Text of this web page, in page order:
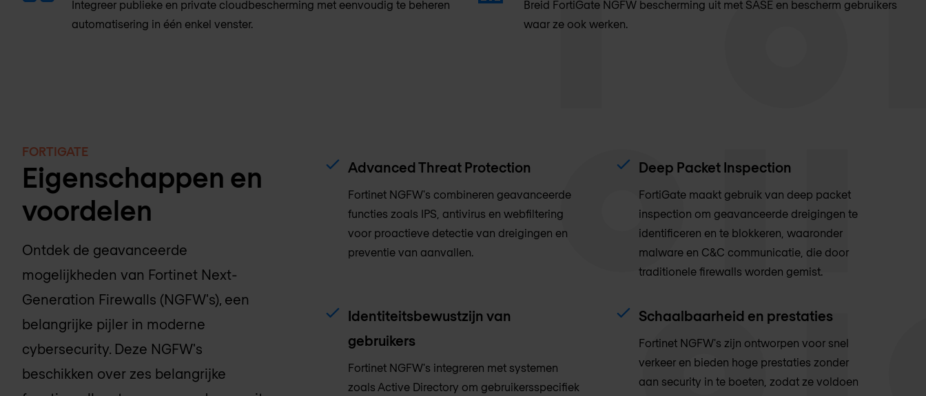
Integreer publieke en private cloudbescherming met eenvoudig te beheren
automatisering in één enkel venster.
Breid FortiGate NGFW bescherming uit met SASE en bescherm gebruikers
waar ze ook werken.
FORTIGATE
Eigenschappen en
voordelen
Ontdek de geavanceerde
mogelijkheden van Fortinet Next-
Generation Firewalls (NGFW's), een
belangrijke pijler in moderne
cybersecurity. Deze NGFW's
beschikken over zes belangrijke
Advanced Threat Protection
Fortinet NGFW's combineren geavanceerde
functies zoals IPS, antivirus en webfiltering
voor proactieve detectie van dreigingen en
preventie van aanvallen.
Deep Packet Inspection
FortiGate maakt gebruik van deep packet
inspection om geavanceerde dreigingen te
identificeren en te blokkeren, waaronder
malware en C&C communicatie, die door
traditionele firewalls worden gemist.
Identiteitsbewustzijn van
gebruikers
Fortinet NGFW's integreren met systemen
zoals Active Directory om gebruikersspecifiek
Schaalbaarheid en prestaties
Fortinet NGFW's zijn ontworpen voor snel
verkeer en bieden hoge prestaties zonder
aan security in te boeten, zodat ze voldoen